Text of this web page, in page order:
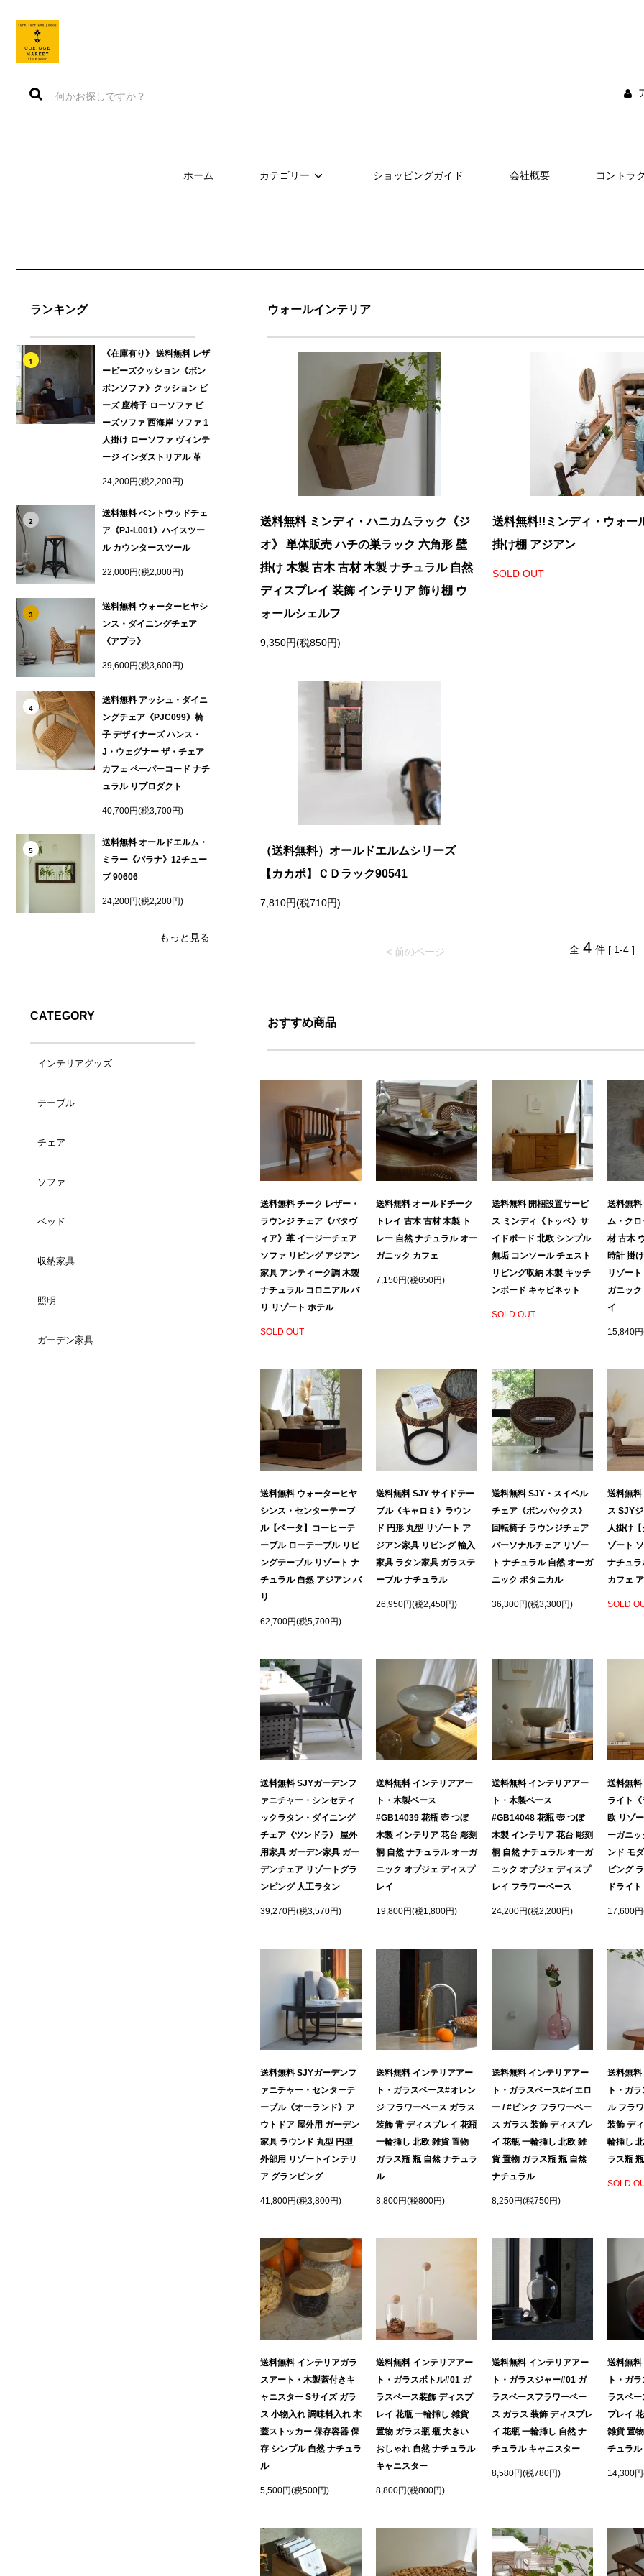
ホーム カテゴリー ショッピングガイド 会社概要 コントラ
ランキング
1
《在庫有り》 送料無料 レザ
ービーズクッション《ボン
ボンソファ》クッション ビ
ーズ 座椅子 ローソファ ビ
ーズソファ 西海岸 ソファ 1
人掛け ローソファ ヴィンテ
ージ インダストリアル 革
24,200円(税2,200円)
2
送料無料 ベントウッドチェ
ア《PJ-L001》ハイスツー
ル カウンタースツール
22,000円(税2,000円)
3
送料無料 ウォーターヒヤシ
ンス・ダイニングチェア
《アプラ》
39,600円(税3,600円)
4
送料無料 アッシュ・ダイニ
ングチェア《PJC099》椅
子 デザイナーズ ハンス・
J・ウェグナー ザ・チェア
カフェ ペーパーコード ナチ
ュラル リプロダクト
40,700円(税3,700円)
5
送料無料 オールドエルム・
ミラー《パラナ》12チュー
ブ 90606
24,200円(税2,200円)
もっと見る
CATEGORY
インテリアグッズ
バスケット（小）
バスケット（大）
ランドリーバスケット
テーブル
コーヒーテーブル
サイドテーブル
デスク
チェア
ダイニングチェア
カウンターチェア
ラウンジチェア
ソファ
1人掛け
2人掛け
3人掛け
ベッド
シングルサイズ
セミダブルサイズ
ダブルサイズ
収納家具
チェスト
ＴＶボード
照明
テーブルライト
ガーデン家具
ウォールインテリア
送料無料 ミンディ・ハニカムラック《ジ
オ》 単体販売 ハチの巣ラック 六角形 壁
掛け 木製 古木 古材 木製 ナチュラル 自然
ディスプレイ 装飾 インテリア 飾り棚 ウ
ォールシェルフ
9,350円(税850円)
送料無料!!ミンディ・ウォー
掛け棚 アジアン
SOLD OUT
（送料無料）オールドエルムシリーズ
【カカポ】ＣＤラック90541
7,810円(税710円)
< 前のページ 全 4 件 [ 1-4 ]
おすすめ商品
送料無料 チーク レザー・
ラウンジ チェア《バタヴ
ィア》革 イージーチェア
ソファ リビング アジアン
家具 アンティーク調 木製
ナチュラル コロニアル バ
リ リゾート ホテル
SOLD OUT
送料無料 オールドチーク
トレイ 古木 古材 木製 ト
レー 自然 ナチュラル オー
ガニック カフェ
7,150円(税650円)
送料無料 開梱設置サービ
ス ミンディ《トッペ》サ
イドボード 北欧 シンプル
無垢 コンソール チェスト
リビング収納 木製 キッチ
ンボード キャビネット
SOLD OUT
送料無料
ム・ク
材 古木
時計 掛
リゾー
ガニッ
イ
15,840
送料無料 ウォーターヒヤ
シンス・センターテーブ
ル【ベータ】コーヒーテ
ーブル ローテーブル リビ
ングテーブル リゾート ナ
チュラル 自然 アジアン バ
リ
62,700円(税5,700円)
送料無料 SJY サイドテー
ブル《キャロミ》ラウン
ド 円形 丸型 リゾート ア
ジアン家具 リビング 輸入
家具 ラタン家具 ガラステ
ーブル ナチュラル
26,950円(税2,450円)
送料無料 SJY・スイベル
チェア《ボンバックス》
回転椅子 ラウンジチェア
パーソナルチェア リゾー
ト ナチュラル 自然 オーガ
ニック ボタニカル
36,300円(税3,300円)
送料無料
ス SJY
人掛け【
ゾート
ナチュラ
カフェ
SOLD
送料無料 SJYガーデンフ
ァニチャー・シンセティ
ックラタン・ダイニング
チェア《ツンドラ》 屋外
用家具 ガーデン家具 ガー
デンチェア リゾートグラ
ンピング 人工ラタン
39,270円(税3,570円)
送料無料 インテリアアー
ト・木製ベース
#GB14039 花瓶 壺 つぼ
木製 インテリア 花台 彫刻
桐 自然 ナチュラル オーガ
ニック オブジェ ディスプ
レイ
19,800円(税1,800円)
送料無料 インテリアアー
ト・木製ベース
#GB14048 花瓶 壺 つぼ
木製 インテリア 花台 彫刻
桐 自然 ナチュラル オーガ
ニック オブジェ ディスプ
レイ フラワーベース
24,200円(税2,200円)
送料無
ライト
欧 リゾ
ーガニ
ンド モ
ビング
ドライト
17,600
送料無料 SJYガーデンフ
ァニチャー・センターテ
ーブル《オーランド》ア
ウトドア 屋外用 ガーデン
家具 ラウンド 丸型 円型
外部用 リゾートインテリ
ア グランピング
41,800円(税3,800円)
送料無料 インテリアアー
ト・ガラスベース#オレン
ジ フラワーベース ガラス
装飾 青 ディスプレイ 花瓶
一輪挿し 北欧 雑貨 置物
ガラス瓶 瓶 自然 ナチュラ
ル
8,800円(税800円)
送料無料 インテリアアー
ト・ガラスベース#イエロ
ー / #ピンク フラワーベー
ス ガラス 装飾 ディスプレ
イ 花瓶 一輪挿し 北欧 雑
貨 置物 ガラス瓶 瓶 自然
ナチュラル
8,250円(税750円)
送料無料
ト・ガ
ル フラ
装飾 デ
輪挿し
ラス瓶
SOLD
送料無料 インテリアガラ
スアート・木製蓋付きキ
ャニスター Sサイズ ガラ
ス 小物入れ 調味料入れ 木
蓋ストッカー 保存容器 保
存 シンプル 自然 ナチュラ
ル
5,500円(税500円)
送料無料 インテリアアー
ト・ガラスボトル#01 ガ
ラスベース装飾 ディスプ
レイ 花瓶 一輪挿し 雑貨
置物 ガラス瓶 瓶 大きい
おしゃれ 自然 ナチュラル
キャニスター
8,800円(税800円)
送料無料 インテリアアー
ト・ガラスジャー#01 ガ
ラスベースフラワーベー
ス ガラス 装飾 ディスプレ
イ 花瓶 一輪挿し 自然 ナ
チュラル キャニスター
8,580円(税780円)
送料無料
ト・ガ
ラスベ
プレイ
雑貨 置
チュラル
14,300